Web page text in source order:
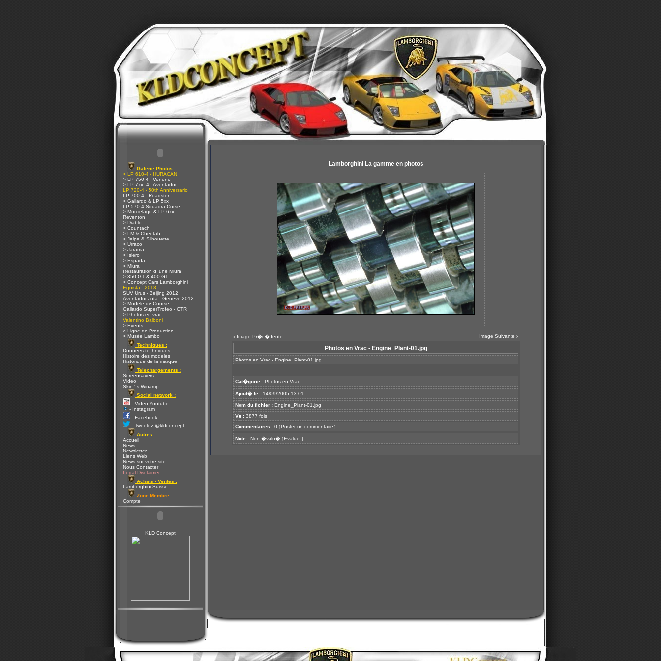
Galerie Photos :
> LP 610-4 - HURACAN
> LP 750-4 - Veneno
> LP 7xx -4 - Aventador
LP 720-4 - 50th Anniversario
LP 700-4 - Roadster
> Gallardo & LP 5xx
LP 570-4 Squadra Corse
> Murcielago & LP 6xx
Reventon
> Diablo
> Countach
> LM & Cheetah
> Jalpa & Silhouette
> Urraco
> Jarama
> Islero
> Espada
> Miura
Restauration d' une Miura
> 350 GT & 400 GT
> Concept Cars Lamborghini
Egoista - 2013
SUV Urus - Beijing 2012
Aventador Jota - Geneve 2012
> Modele de Course
Gallardo SuperTrofeo - GTR
> Photos en vrac
Valentino Balboni
> Events
> Ligne de Production
> Musée Lambo
Techniques :
Donnees techniques
Histoire des modeles
Historique de la marque
Telechargements :
Screensavers
Video
Skin ' s Winamp
Social network :
- Video Youtube
- Instagram
- Facebook
- Tweetez @kldconcept
Autres :
Accueil
News
Newsletter
Liens Web
News sur votre site
Nous Contacter
Legal Disclaimer
Achats - Ventes :
Lamborghini Suisse
Zone Membre :
Compte
KLD Concept
Lamborghini La gamme en photos
< Image Pr�c�dente Image Suivante >
Photos en Vrac - Engine_Plant-01.jpg
Photos en Vrac - Engine_Plant-01.jpg
Cat�gorie : Photos en Vrac
Ajout� le : 14/09/2005 13:01
Nom du fichier : Engine_Plant-01.jpg
Vu : 3877 fois
Commentaires : 0 [ Poster un commentaire ]
Note : Non �valu� [ Evaluer ]